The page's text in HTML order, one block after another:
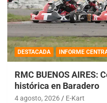
DESTACADA INFORME
RMC BUENOS AIRES:
histórica en Baradero
4 agosto, 2026 E-Kart